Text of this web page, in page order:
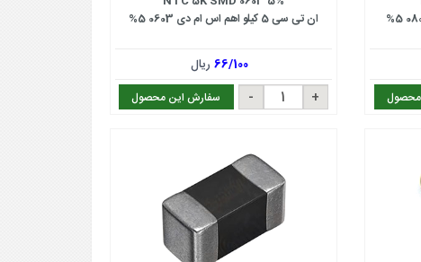
ان تی سی 5 کیلو اهم اس ام دی 0603 5%
66/100ریال
سفارش این محصول